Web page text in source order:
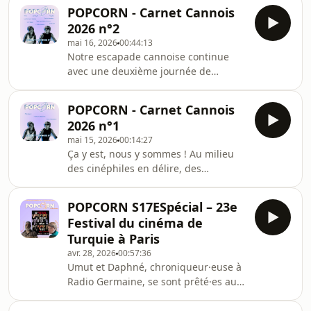
chroniques (et oui, l&#39;équipe de
PopCorn charbonne à Cannes). Au
programme aujourd&#39;hui : La
Gradiva, de Marine Atlan (Semaine de
la critique)Siempre soy tu animal
materno / Ton animal maternel, de
Valentina Maurel (Un certain
regard)El se
POPCORN - Carnet Cannois
2026 n°2
mai 16, 202600:44:13
Notre escapade cannoise continue
avec une deuxième journée de
Jordan Firstman (Un Certain Regard)-
Tangles, Leah Nelson (Séances
Spéciales)- Gentle Monster, Marie
Kreutzer (En Compétition)- Le Dégel,
Manuela Martelli (Un Certain Regard)-
La Vie d'une femme, Charline
Bourgeois-Tacquet (En Compétition)-
Quelques Mots d'amour,
POPCORN - Carnet Cannois
2026 n°1
mai 15, 202600:14:27
Ça y est, nous y sommes ! Au milieu
des cinéphiles en délire, des
Cannes 2026 a commencé depuis
quelques jours, et une partie de
l’équipe de Pop Corn est partie sur
place pour décortiquer et, on l’espère,
dénicher les pépites du cinéma de
demain.Au programme de ce premier
épisode, une petite sélection
POPCORN S17ESpécial – 23e
Festival du cinéma de
Turquie à Paris
avr. 28, 202600:57:36
Umut et Daphné, chroniqueur·euse à
Radio Germaine, se sont prêté·es au